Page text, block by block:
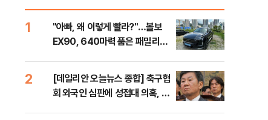
1
"아빠, 왜 이렇게 빨라?"…볼보
EX90, 640마력 품은 패밀리카
2
[데일리안 오늘뉴스 종합] 축구협
회 외국인 심판에 성접대 의혹, 李